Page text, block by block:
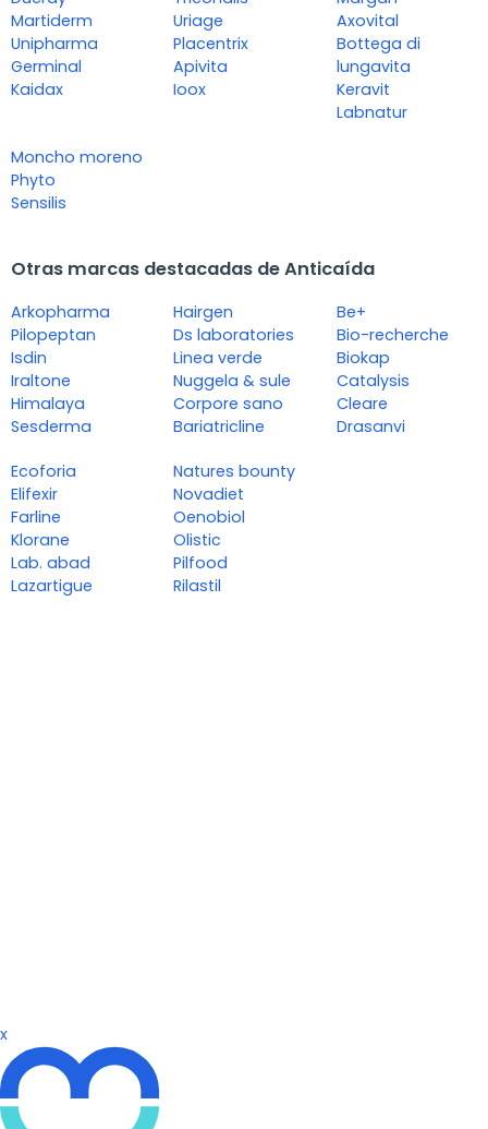
Martiderm
Unipharma
Germinal
Kaidax
Uriage
Placentrix
Apivita
Ioox
Axovital
Bottega di
lungavita
Keravit
Labnatur
Moncho moreno
Phyto
Sensilis
Otras marcas destacadas de Anticaída
Arkopharma
Pilopeptan
Isdin
Iraltone
Himalaya
Sesderma
Hairgen
Ds laboratories
Linea verde
Nuggela & sule
Corpore sano
Bariatricline
Be+
Bio-recherche
Biokap
Catalysis
Cleare
Drasanvi
Ecoforia
Elifexir
Farline
Klorane
Lab. abad
Lazartigue
Natures bounty
Novadiet
Oenobiol
Olistic
Pilfood
Rilastil
x